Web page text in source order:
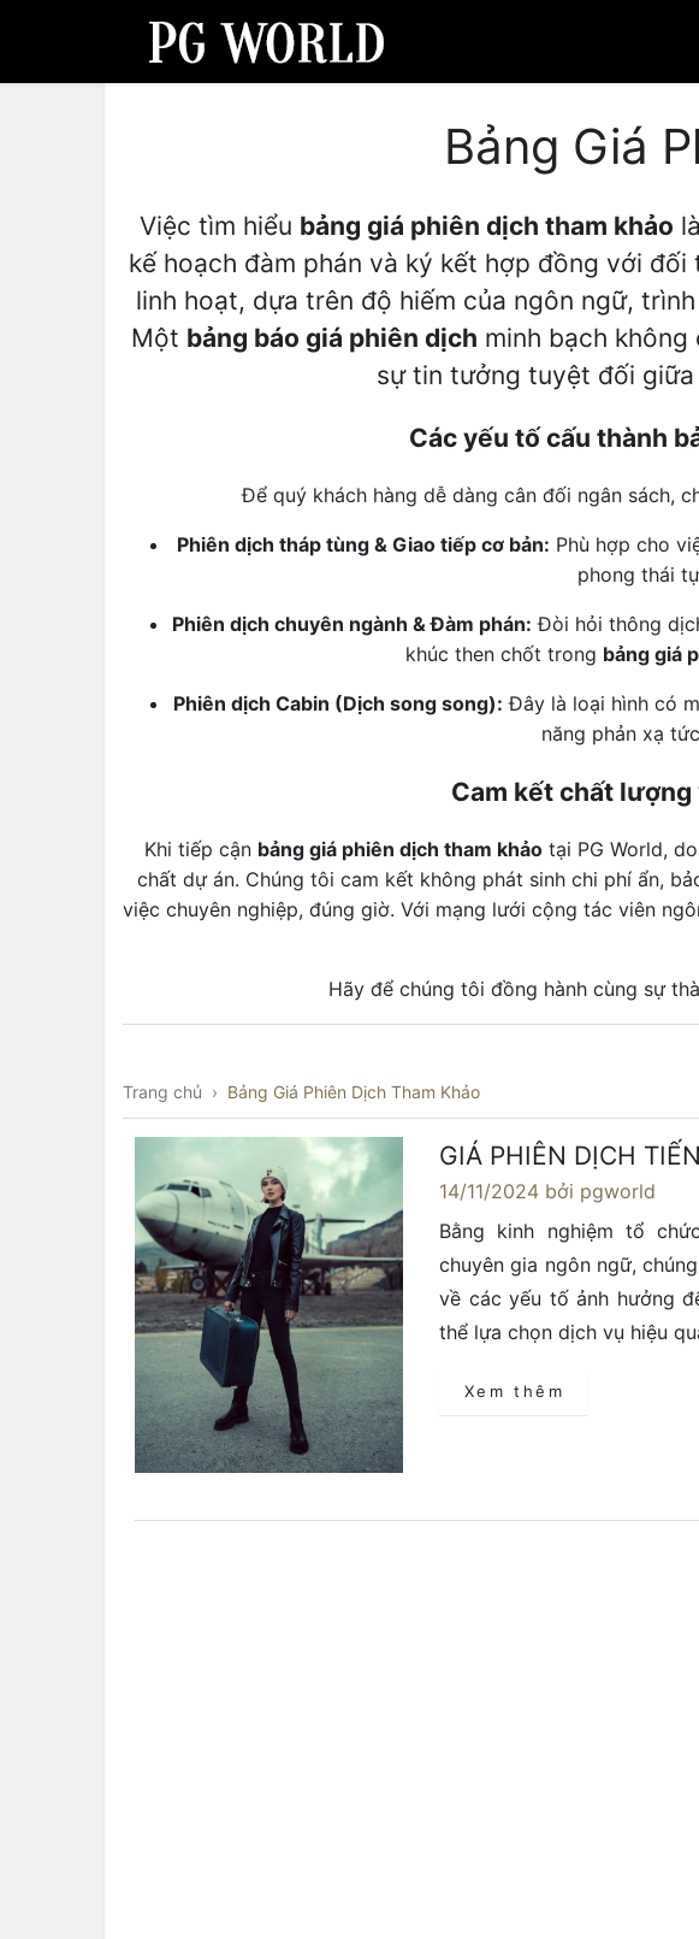
Bảng Giá
Việc tìm hiểu bảng giá phiên dịch tham khảo
kế hoạch đàm phán và ký kết hợp đồng với đối
linh hoạt, dựa trên độ hiếm của ngôn ngữ,
Một bảng báo giá phiên dịch minh bạch
sự tin tưởng tuyệt đối
Các yếu tố cấu thành
Để quý khách hàng dễ dàng cân đối ngân sách,
Phiên dịch tháp tùng & Giao tiếp cơ bản: Phù hợp cho
phong thái
Phiên dịch chuyên ngành & Đàm phán: Đòi hỏi thông
khúc then chốt trong bảng giá
Phiên dịch Cabin (Dịch song song): Đây là loại hình có
năng phản xạ
Cam kết chất
Khi tiếp cận bảng giá phiên dịch tham khảo tại PG World,
chất dự án. Chúng tôi cam kết không phát sinh chi phí ẩn,
việc chuyên nghiệp, đúng giờ. Với mạng lưới cộng tác viên
Hãy để chúng tôi đồng hành cùng sự
Trang chủ › Bảng Giá Phiên Dịch Tham Khảo
GIÁ PHIÊN DỊCH
14/11/2024 bởi pgworld
Bằng kinh nghiệm tổ
chuyên gia ngôn ngữ,
về các yếu tố ảnh hưởng
thể lựa chọn dịch vụ hiệu
Xem thêm